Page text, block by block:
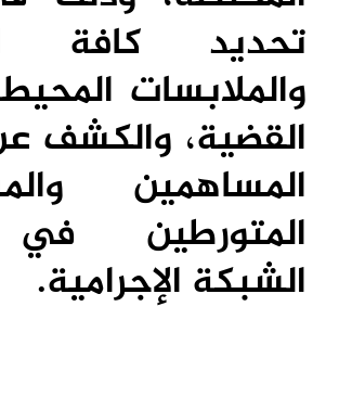
تحديد كافة
والملابسات
القضية، والكشف
المساهمين
المتورطين
الشبكة الإجرامية.